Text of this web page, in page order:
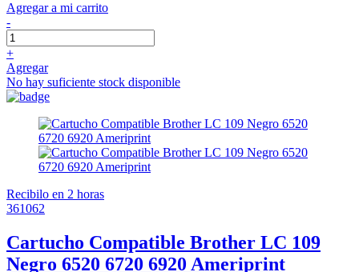
Agregar a mi carrito
-
+
Agregar
No hay suficiente stock disponible
Recibilo en 2 horas
361062
Cartucho Compatible Brother LC 109
Negro 6520 6720 6920 Ameriprint